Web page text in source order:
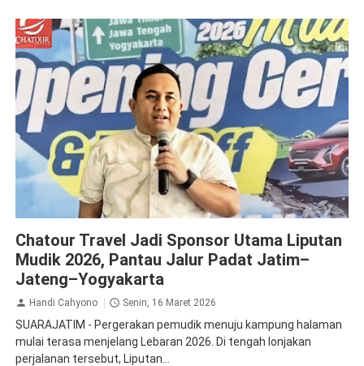
Chatour Travel Jadi Sponsor Utama Liputan
Mudik 2026, Pantau Jalur Padat Jatim–
Jateng–Yogyakarta
Handi Cahyono Senin, 16 Maret 2026
SUARAJATIM - Pergerakan pemudik menuju kampung halaman
mulai terasa menjelang Lebaran 2026. Di tengah lonjakan
perjalanan tersebut, Liputan...